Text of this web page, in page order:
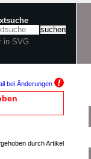
in SVG
bei Änderungen
durch Artikel